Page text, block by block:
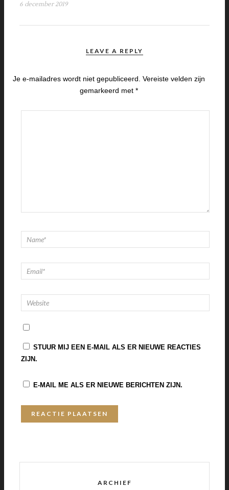
6 december 2019
LEAVE A REPLY
Je e-mailadres wordt niet gepubliceerd. Vereiste velden zijn
gemarkeerd met*
STUUR MIJ EEN E-MAIL ALS ER NIEUWE REACTIES
ZIJN.
E-MAIL ME ALS ER NIEUWE BERICHTEN ZIJN.
ARCHIEF